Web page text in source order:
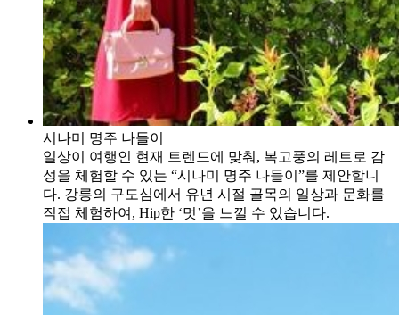
시나미 명주 나들이
일상이 여행인 현재 트렌드에 맞춰, 복고풍의 레트로 감
성을 체험할 수 있는 “시나미 명주 나들이”를 제안합니
다. 강릉의 구도심에서 유년 시절 골목의 일상과 문화를
직접 체험하여, Hip한 ‘멋’을 느낄 수 있습니다.